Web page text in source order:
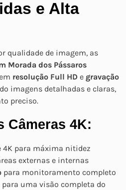
e Alta
qualidade de imagem, as
Morada dos Pássaros
resolução Full HD e gravação
imagens detalhadas e claras,
preciso.
Câmeras 4K:
4K para máxima nitidez
externas e internas
para monitoramento completo
para uma visão completa do